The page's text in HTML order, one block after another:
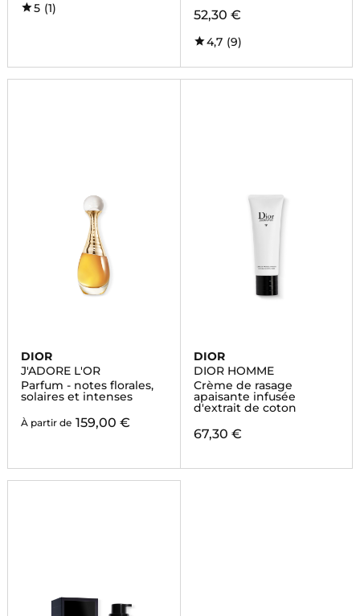
5 (1) 52,30 €
4,7 (9)
DIOR
J'ADORE L'OR
Parfum - notes florales,
solaires et intenses
À partir de 159,00 €
DIOR
DIOR HOMME
Crème de rasage
apaisante infusée
d'extrait de coton
67,30 €